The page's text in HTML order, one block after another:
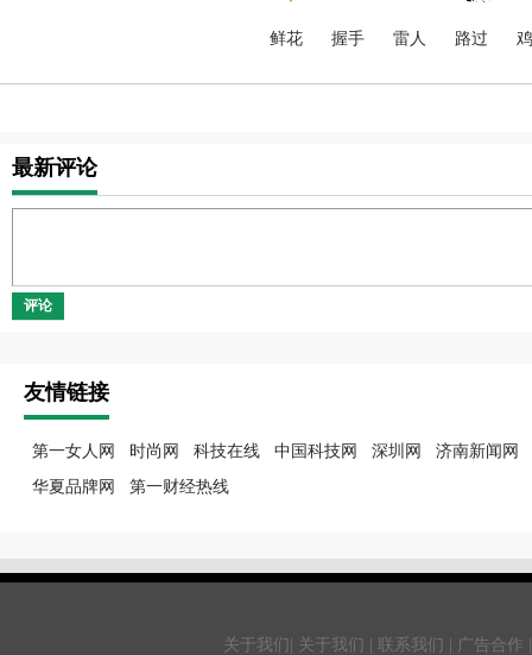
鲜花 握手 雷人 路过
最新评论
评论
友情链接
第一女人网 时尚网 科技在线 中国科技网 深圳网
济南新闻网
华夏品牌网
第一财经热线
关于我们| 关于我们 | 联系我们 | 广告合作